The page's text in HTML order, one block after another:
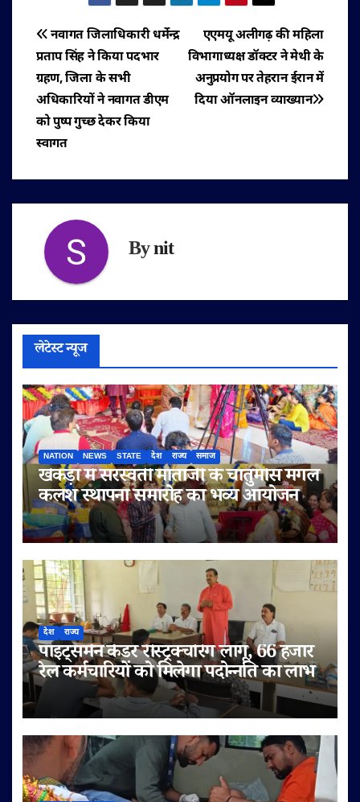
पोस्ट
नेविगेशन
एएमयू अलीगढ़ की महिला
विभागाध्यक्ष डॉक्टर ने मेथी के
अनुप्रयोग पर तेहरान ईरान में
दिया ऑनलाइन व्याख्यान
नवागत जिलाधिकारी धर्मेन्द्र
प्रताप सिंह ने किया पदभार
ग्रहण, जिला के सभी
अधिकारियों ने नवागत डीएम
को पुष्प गुच्छ देकर किया
स्वागत
Bynit
लेटेस्ट न्यूज
NATION NEWS STATE देश राज्य समाज
खेकड़ा में सरस्वती माताजी के चातुर्मास मंगल
कलश स्थापना समारोह का भव्य आयोजन
देश राज्य
पॉइंट्समैन कैडर रीस्ट्रक्चरिंग लागू, 66 हजार
रेल कर्मचारियों को मिलेगा पदोन्नति का लाभ